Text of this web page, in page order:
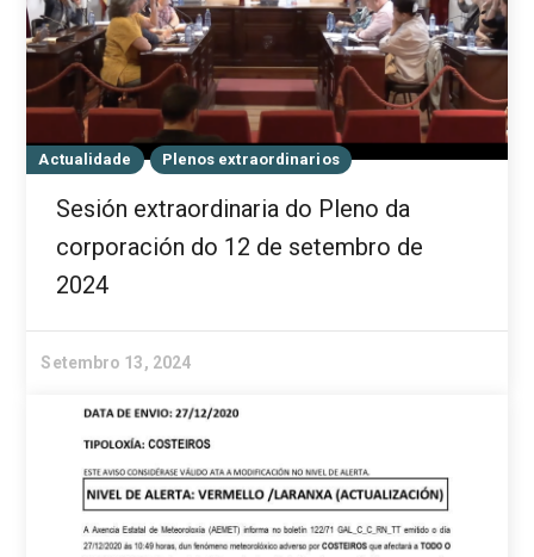
Actualidade Plenos extraordinarios
Sesión extraordinaria do Pleno da
corporación do 12 de setembro de
2024
Setembro 13, 2024